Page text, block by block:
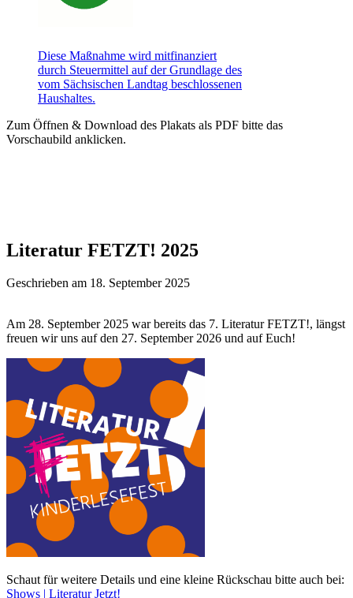
Diese Maßnahme wird mitfinanziert
durch Steuermittel auf der Grundlage des
vom Sächsischen Landtag beschlossenen
Haushaltes.
Zum Öffnen & Download des Plakats als PDF bitte das
Vorschaubild anklicken.
Literatur FETZT! 2025
Geschrieben am 18. September 2025
Am 28. September 2025 war bereits das 7. Literatur FETZT!, längst
freuen wir uns auf den 27. September 2026 und auf Euch!
Schaut für weitere Details und eine kleine Rückschau bitte auch bei:
Shows | Literatur Jetzt!